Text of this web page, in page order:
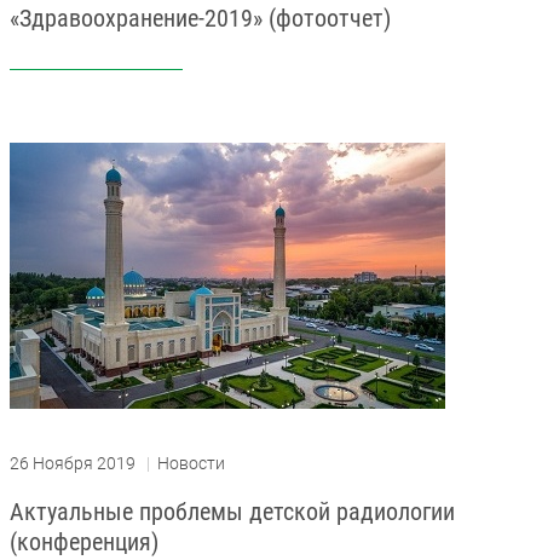
«Здравоохранение-2019» (фотоотчет)
26 Ноября 2019 | Новости
Актуальные проблемы детской радиологии
(конференция)